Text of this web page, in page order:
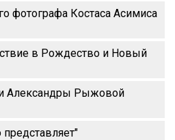
фотографа Костаса Асимиса
в Рождество и Новый
Александры Рыжовой